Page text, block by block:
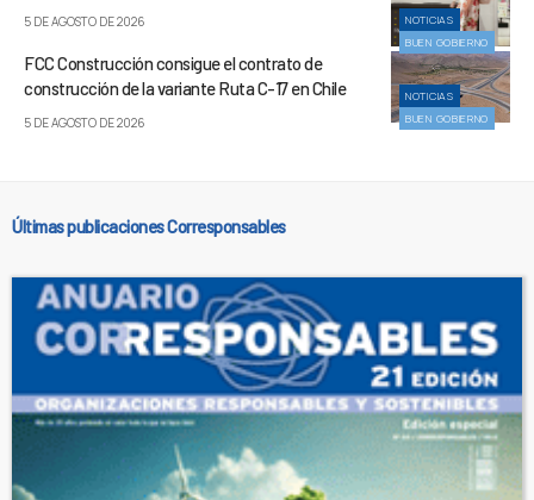
NOTICIAS
BUEN GOBIERNO
5 DE AGOSTO DE 2026
NOTICIAS
BUEN GOBIERNO
FCC Construcción consigue el contrato de
construcción de la variante Ruta C-17 en Chile
5 DE AGOSTO DE 2026
Últimas publicaciones Corresponsables